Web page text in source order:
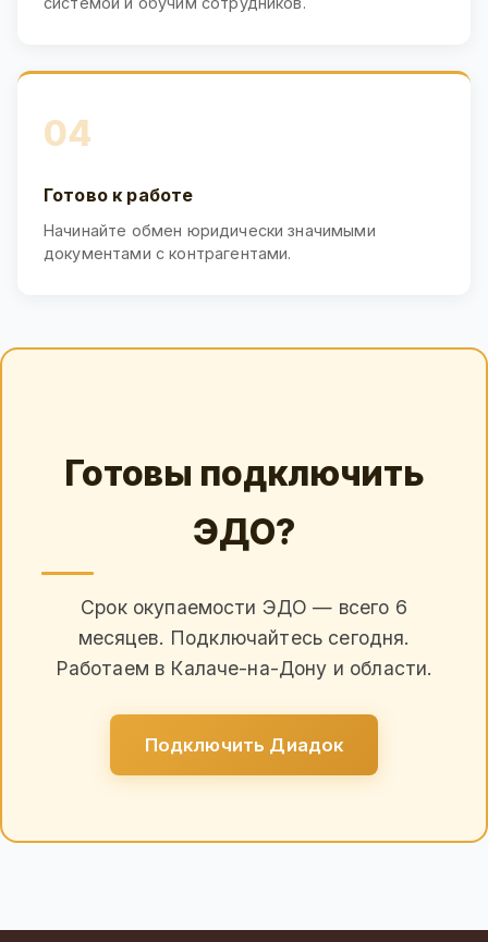
04
Готово к работе
Начинайте обмен юридически значимыми
документами с контрагентами.
Готовы подключить
ЭДО?
Срок окупаемости ЭДО — всего 6
месяцев. Подключайтесь сегодня.
Работаем в Калаче-на-Дону и области.
Подключить Диадок